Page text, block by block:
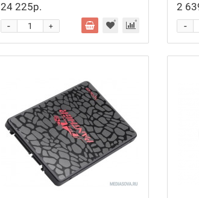
24 225р.
+
-
2
-